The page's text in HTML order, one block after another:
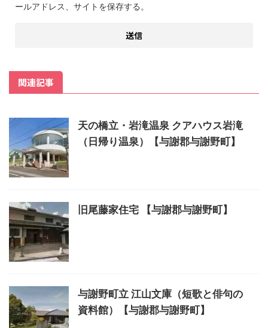
ールアドレス、サイトを保存する。
関連記事
天の橋立・岩滝温泉 クアハウス岩滝
（日帰り温泉）【与謝郡与謝野町】
旧尾藤家住宅 【与謝郡与謝野町】
与謝野町立 江山文庫（短歌と俳句の
資料館）【与謝郡与謝野町】